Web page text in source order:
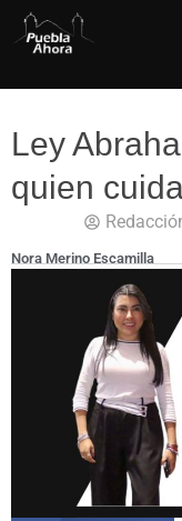
Ley
quien
Nora Merino Escamilla